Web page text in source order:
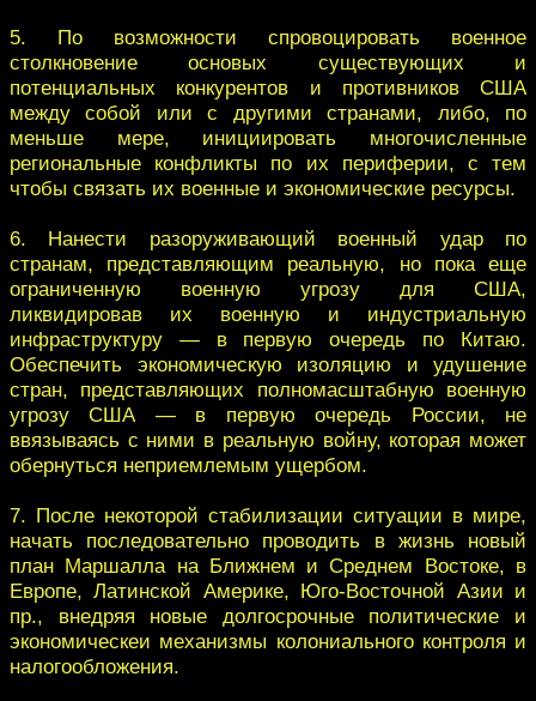
5. По возможности спровоцировать военное
столкновение основых существующих и
потенциальных конкурентов и противников США
между собой или с другими странами, либо, по
меньше мере, инициировать многочисленные
региональные конфликты по их периферии, с тем
чтобы связать их военные и экономические ресурсы.
6. Нанести разоруживающий военный удар по
странам, представляющим реальную, но пока еще
ограниченную военную угрозу для США,
ликвидировав их военную и индустриальную
инфраструктуру — в первую очередь по Китаю.
Обеспечить экономическую изоляцию и удушение
стран, представляющих полномасштабную военную
угрозу США — в первую очередь России, не
ввязываясь с ними в реальную войну, которая может
обернуться неприемлемым ущербом.
7. После некоторой стабилизации ситуации в мире,
начать последовательно проводить в жизнь новый
план Маршалла на Ближнем и Среднем Востоке, в
Европе, Латинской Америке, Юго-Восточной Азии и
пр., внедряя новые долгосрочные политические и
экономическеи механизмы колониального контроля и
налогообложения.